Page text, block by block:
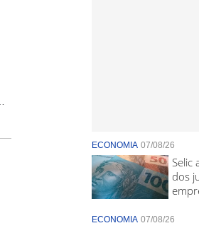
ECONOMIA 07/08/26
Selic
dos
ECONOMIA 07/08/26